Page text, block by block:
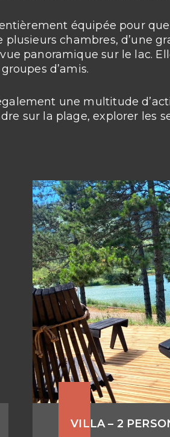
équipée pour
chambres, d’une
panoramique sur le lac.
d’amis.
une multitude
sur la plage, explorer les
VILLA – 2